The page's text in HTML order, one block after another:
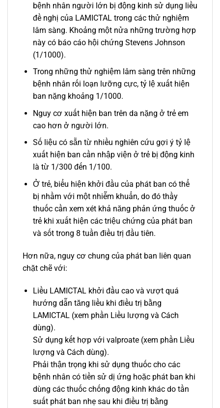
bệnh nhân người lớn bị động kinh sử dụng liều
đề nghị của LAMICTAL trong các thử nghiệm
lâm sàng. Khoảng một nửa những trường hợp
này có báo cáo hội chứng Stevens Johnson
(1/1000).
Trong những thử nghiệm lâm sàng trên những
bệnh nhân rối loạn lưỡng cực, tỷ lệ xuất hiện
ban nặng khoảng 1/1000.
Nguy cơ xuất hiện ban trên da nặng ở trẻ em
cao hơn ở người lớn.
Số liệu có sẵn từ nhiều nghiên cứu gợi ý tỷ lệ
xuất hiện ban cần nhập viện ở trẻ bị động kinh
là từ 1/300 đến 1/100.
Ở trẻ, biểu hiện khởi đầu của phát ban có thể
bị nhầm với một nhiễm khuẩn, do đó thầy
thuốc cần xem xét khả năng phản ứng thuốc ở
trẻ khi xuất hiện các triệu chứng của phát ban
và sốt trong 8 tuần điều trị đầu tiên.
Hơn nữa, nguy cơ chung của phát ban liên quan
chặt chẽ với:
Liều LAMICTAL khởi đầu cao và vượt quá
hướng dẫn tăng liều khi điều trị bằng
LAMICTAL (xem phần Liều lượng và Cách
dùng).
Sử dụng kết hợp với valproate (xem phần Liều
lượng và Cách dùng).
Phải thận trọng khi sử dụng thuốc cho các
bệnh nhân có tiền sử dị ứng hoặc phát ban khi
dùng các thuốc chống động kinh khác do tần
suất phát ban nhẹ sau khi điều trị bằng